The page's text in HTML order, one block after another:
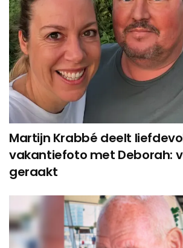
Martijn Krabbé deelt
vakantiefoto met Deborah:
geraakt